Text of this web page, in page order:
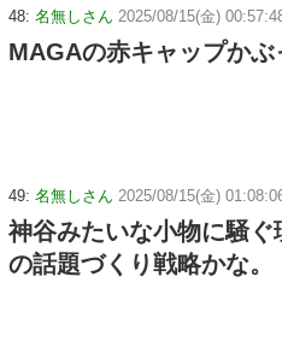
48: 名無しさん 2025/08/15(金)
MAGAの赤キャップかぶ
49: 名無しさん 2025/08/15(金)
神谷みたいな小物に騒
の話題づくり戦略かな。